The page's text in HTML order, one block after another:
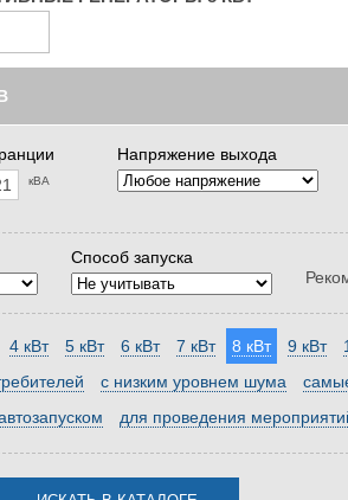
кВА
Напряжение выхода
Способ запуска
4 кВт 5 кВт 6 кВт 7 кВт 8 кВт 9 кВт
с низким уровнем шума
для проведения